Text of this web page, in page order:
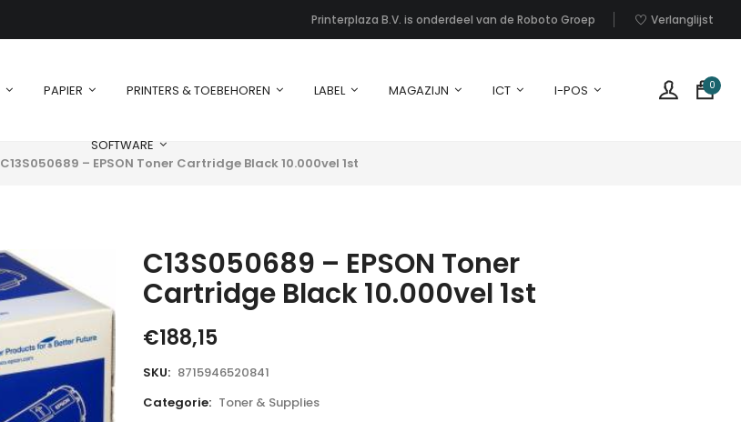
Printerplaza B.V. is onderdeel van de Roboto Groep Verlanglijst
0
PAPIER PRINTERS & TOEBEHOREN LABEL MAGAZIJN ICT I-POS
SOFTWARE
C13S050689 – EPSON Toner Cartridge Black 10.000vel 1st
C13S050689 – EPSON Toner
Cartridge Black 10.000vel 1st
€188,15
SKU: 8715946520841
Categorie: Toner & Supplies